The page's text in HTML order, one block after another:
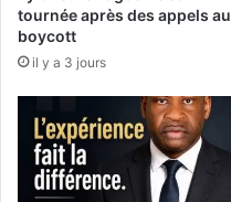
tournée après des appels au
boycott
il y a 3 jours